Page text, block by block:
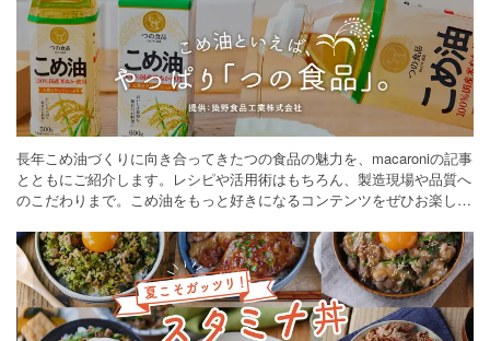
長年こめ油づくりに向き合ってきたつの食品の魅力を、macaroniの記事
とともにご紹介します。レシピや活用術はもちろん、製造現場や品質へ
のこだわりまで。こめ油をもっと好きになるコンテンツをぜひお楽しみ